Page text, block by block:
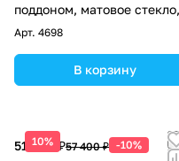
поддоном, матовое стекло,
белый
Арт. 4698
В корзину
10%
51 660 ₽57 400 ₽ -10%